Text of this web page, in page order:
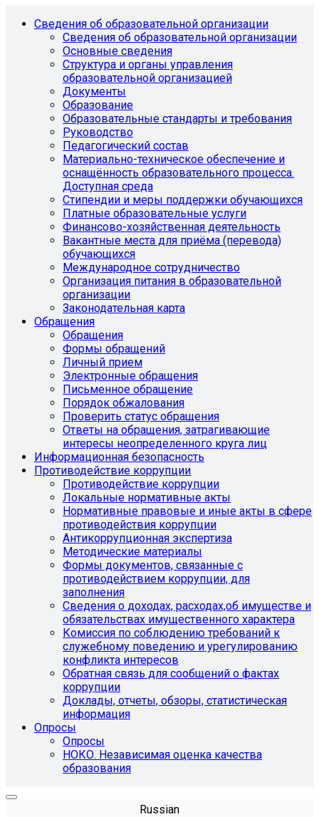
Сведения об образовательной организации
Сведения об образовательной организации
Основные сведения
Структура и органы управления
образовательной организацией
Документы
Образование
Образовательные стандарты и требования
Руководство
Педагогический состав
Материально-техническое обеспечение и
оснащённость образовательного процесса.
Доступная среда
Стипендии и меры поддержки обучающихся
Платные образовательные услуги
Финансово-хозяйственная деятельность
Вакантные места для приёма (перевода)
обучающихся
Международное сотрудничество
Организация питания в образовательной
организации
Законодательная карта
Обращения
Обращения
Формы обращений
Личный прием
Электронные обращения
Письменное обращение
Порядок обжалования
Проверить статус обращения
Ответы на обращения, затрагивающие
интересы неопределенного круга лиц
Информационная безопасность
Противодействие коррупции
Противодействие коррупции
Локальные нормативные акты
Нормативные правовые и иные акты в сфере
противодействия коррупции
Антикоррупционная экспертиза
Методические материалы
Формы документов, связанные с
противодействием коррупции, для
заполнения
Сведения о доходах, расходах,об имуществе и
обязательствах имущественного характера
Комиссия по соблюдению требований к
служебному поведению и урегулированию
конфликта интересов
Обратная связь для сообщений о фактах
коррупции
Доклады, отчеты, обзоры, статистическая
информация
Опросы
Опросы
НОКО. Независимая оценка качества
образования
Russian